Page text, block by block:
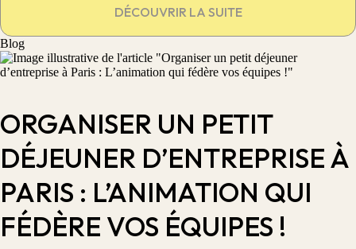
DÉCOUVRIR LA SUITE
Blog
ORGANISER UN PETIT
DÉJEUNER D’ENTREPRISE À
PARIS : L’ANIMATION QUI
FÉDÈRE VOS ÉQUIPES !